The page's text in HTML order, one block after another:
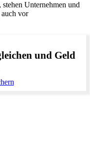
Unternehmen und
vor
und Geld